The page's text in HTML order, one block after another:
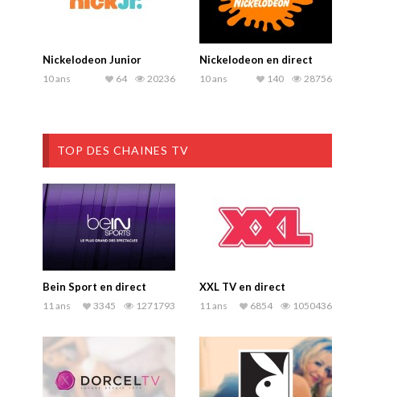
Nickelodeon Junior
10 ans 20236
64
Nickelodeon en direct
10 ans 28756
140
TOP DES CHAINES TV
Bein Sport en direct
11 ans 1271793
3345
XXL TV en direct
11 ans 1050436
6854